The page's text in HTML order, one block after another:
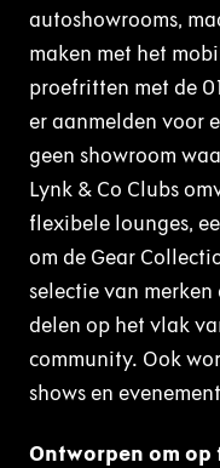
autoshowrooms,
maken met het
proefritten met de
er aanmelden voor
geen showroom
Lynk & Co Clubs
flexibele lounges,
om de Gear
selectie van
delen op het vlak
community. Ook
shows en
Ontworpen om op